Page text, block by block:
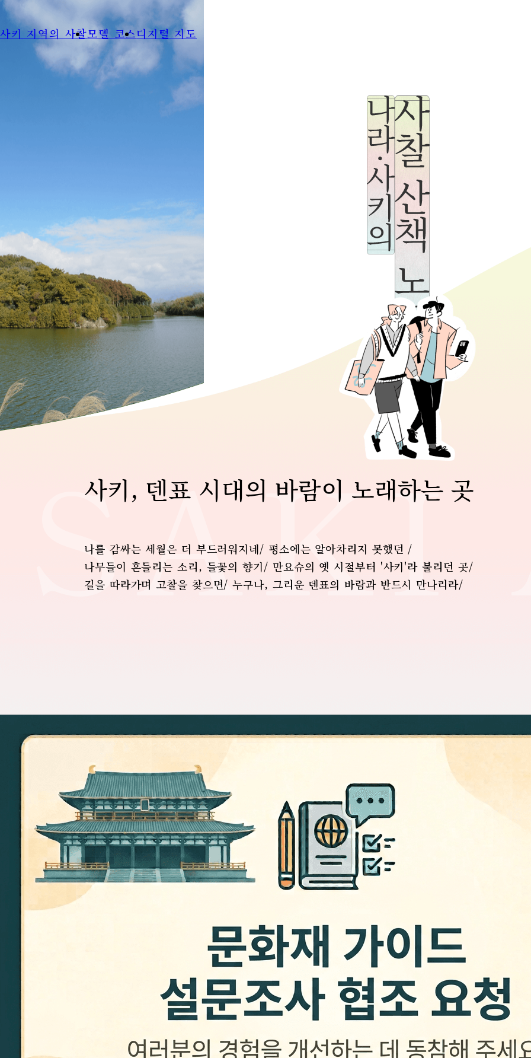
나라·사키의 사찰 산책 노트
サイト内メニュー
사키 지역의 사찰모델 코스디지털 지도
사키, 덴표 시대의 바람이 노래하는 곳
SAKI
나를 감싸는 세월은 더 부드러워지네/ 평소에는 알아차리지 못했던 /
나무들이 흔들리는 소리, 들꽃의 향기/ 만요슈의 옛 시절부터 '사키'라 불리던 곳/
길을 따라가며 고찰을 찾으면/ 누구나, 그리운 덴표의 바람과 반드시 만나리라/